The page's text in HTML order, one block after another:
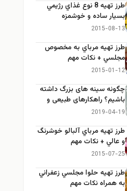
طرز تهيه 8 نوع غذاي رژيمي
بسيار ساده و خوشمزه
2015-08-13
طرز تهيه مرباي به مخصوص
مجلسي + نكات مهم
2015-01-12
چگونه سینه های بزرگ داشته
باشیم؟ راهکارهای طبیعی و
خانگی برای بزرگ کردن سینه
2019-04-19
طرز تهيه مرباي آلبالو خوشرنگ
و عالي + نكات مهم
2015-07-25
طرز تهيه حلوا مجلسي زعفراني
به همراه نكات مهم